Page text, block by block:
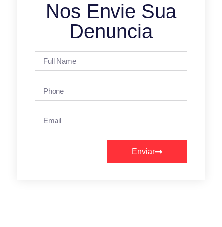
Nos Envie Sua
Denuncia
Enviar